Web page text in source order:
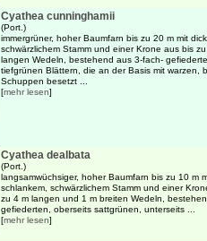
Cyathea cunninghamii
(Port.)
immergrüner, hoher Baumfarn bis zu 20 m mit
schwärzlichem Stamm und einer Krone aus bis
langen Wedeln, bestehend aus 3-fach-
tiefgrünen Blättern, die an der Basis mit warzen,
Schuppen besetzt ...
[mehr lesen]
Cyathea dealbata
(Port.)
langsamwüchsiger, hoher Baumfarn bis zu 10 m
schlankem, schwärzlichem Stamm und einer
zu 4 m langen und 1 m breiten Wedeln,
gefiederten, oberseits sattgrünen, unterseits ...
[mehr lesen]